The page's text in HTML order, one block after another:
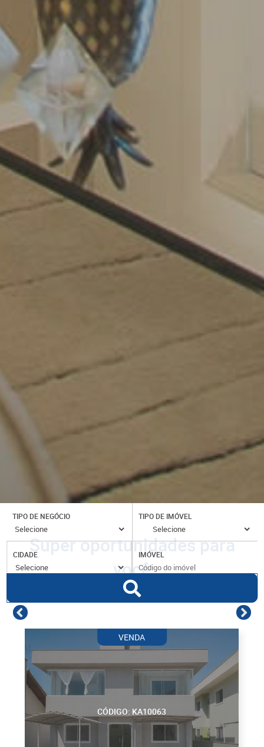
TIPO DE NEGÓCIO TIPO DE IMÓVEL
CIDADE IMÓVEL
Super oportunidades para
você
CÓDIGO: KA10063
VENDA